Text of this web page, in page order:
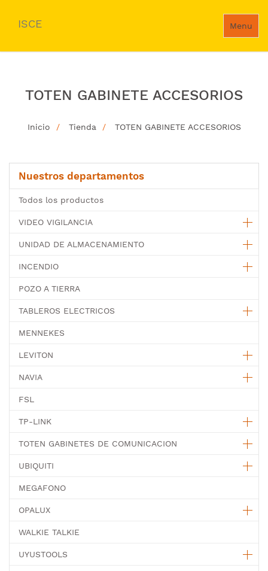
Menu
ISCE
TOTEN GABINETE ACCESORIOS
Inicio Tienda TOTEN GABINETE ACCESORIOS
Nuestros departamentos
Todos los productos
VIDEO VIGILANCIA
UNIDAD DE ALMACENAMIENTO
INCENDIO
POZO A TIERRA
TABLEROS ELECTRICOS
MENNEKES
LEVITON
NAVIA
FSL
TP-LINK
TOTEN GABINETES DE COMUNICACION
UBIQUITI
MEGAFONO
OPALUX
WALKIE TALKIE
UYUSTOOLS